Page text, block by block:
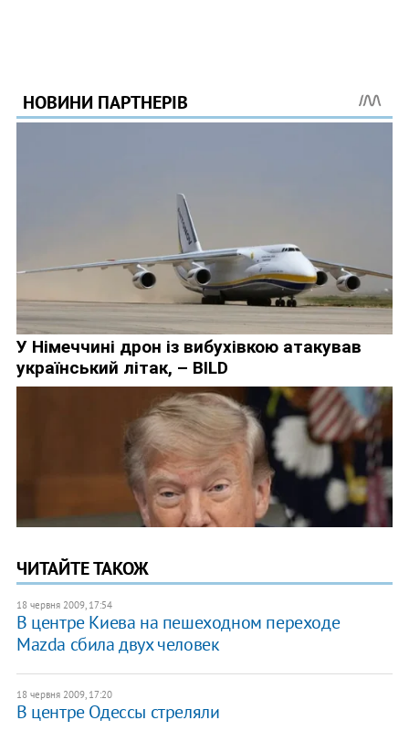
ЧИТАЙТЕ ТАКОЖ
18 червня 2009, 17:54
В центре Киева на пешеходном переходе
Mazda сбила двух человек
18 червня 2009, 17:20
В центре Одессы стреляли